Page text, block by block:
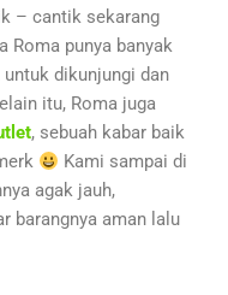
– cantik sekarang
Roma punya banyak
dikunjungi dan
itu, Roma juga
, sebuah kabar baik
Kami sampai di
agak jauh,
barangnya aman lalu